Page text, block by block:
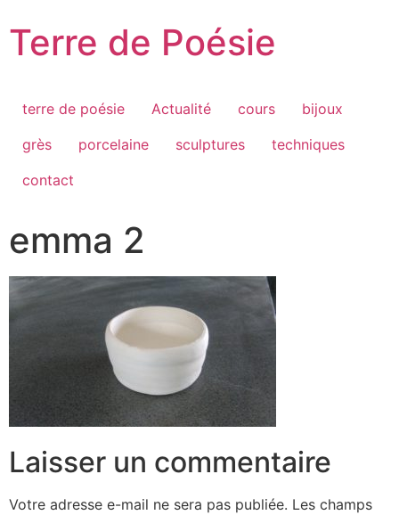
au
contenu
Terre de Poésie
terre de poésie Actualité cours
bijoux
grès
porcelaine sculptures
techniques
contact
emma 2
Laisser un commentaire
Votre adresse e-mail ne sera pas publiée. Les champs